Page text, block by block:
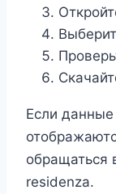
Если данные
обращаться
residenza.